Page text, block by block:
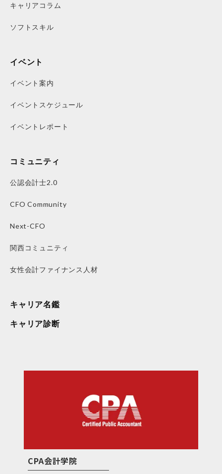
キャリアコラム
ソフトスキル
イベント
イベント案内
イベントスケジュール
イベントレポート
コミュニティ
公認会計士2.0
CFO Community
Next-CFO
関西コミュニティ
女性会計ファイナンス人材
キャリア名鑑
キャリア診断
CPA会計学院